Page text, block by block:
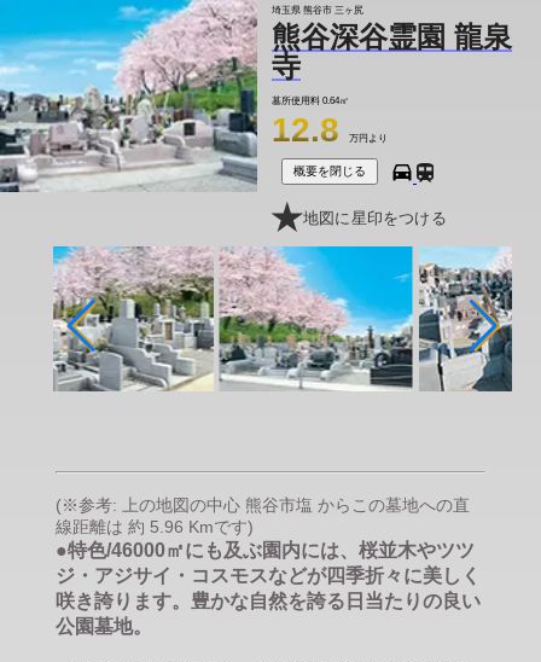
埼玉県 熊谷市 三ヶ尻
熊谷深谷霊園 龍泉
寺
墓所使用料 0.64㎡
12.8 万円より
概要を閉じる
地図に星印をつける
(※参考: 上の地図の中心 熊谷市塩 からこの墓地への直
線距離は 約 5.96 Kmです)
●特色/46000㎡にも及ぶ園内には、桜並木やツツ
ジ・アジサイ・コスモスなどが四季折々に美しく
咲き誇ります。豊かな自然を誇る日当たりの良い
公園墓地。